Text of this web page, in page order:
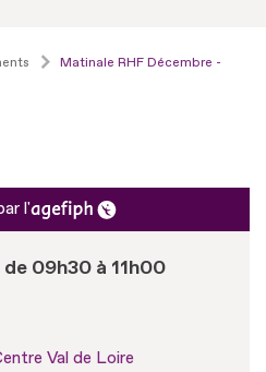
Matinale RHF Décembre -
l'
09h30 à 11h00
Val de Loire